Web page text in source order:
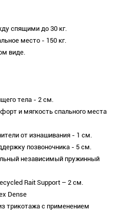
спящими до 30 кг.
место - 150 кг.
виде.
тела - 2 см.
и мягкость спального места
от изнашивания - 1 см.
позвоночника - 5 см.
независимый пружинный
Rait Support – 2 см.
Dense
трикотажа с применением